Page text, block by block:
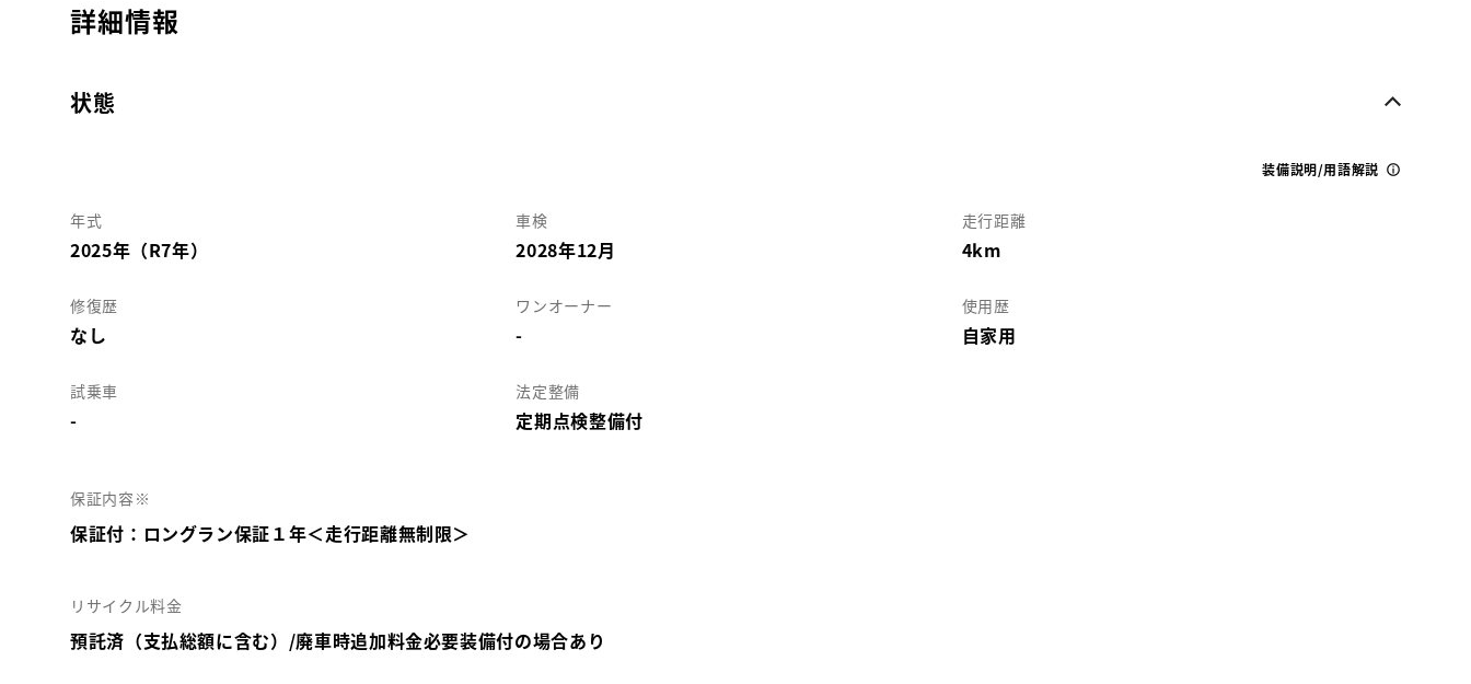
詳細情報
状態
装備説明/用語解説
年式
2025年（R7年）
車検
2028年12月
走行距離
4km
修復歴
なし
ワンオーナー
-
使用歴
自家用
試乗車
-
法定整備
定期点検整備付
保証内容※
保証付：ロングラン保証１年＜走行距離無制限＞
リサイクル料金
預託済（支払総額に含む）/廃車時追加料金必要装備付の場合あり